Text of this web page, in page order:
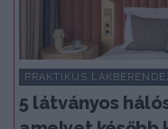
PRAKTIKUS
5 látványos